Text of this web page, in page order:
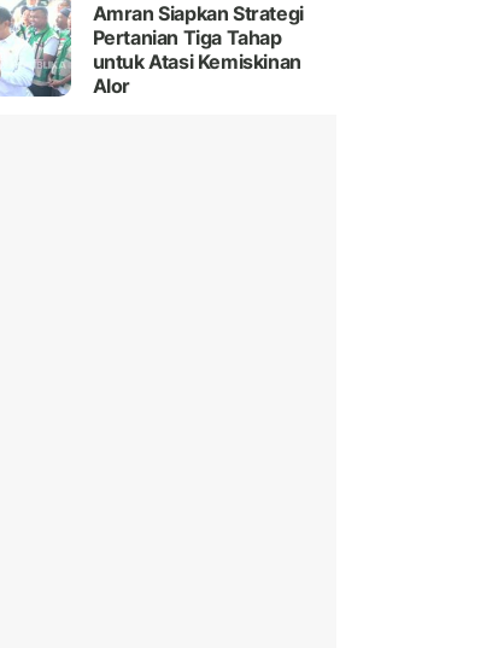
Amran Siapkan Strategi
Pertanian Tiga Tahap
untuk Atasi Kemiskinan
Alor